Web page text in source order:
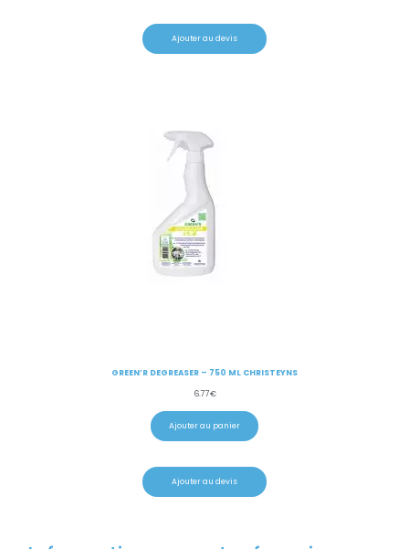
Ajouter au devis
GREEN’R DEGREASER – 750 ML CHRISTEYNS
6.77€
Ajouter au panier
Ajouter au devis